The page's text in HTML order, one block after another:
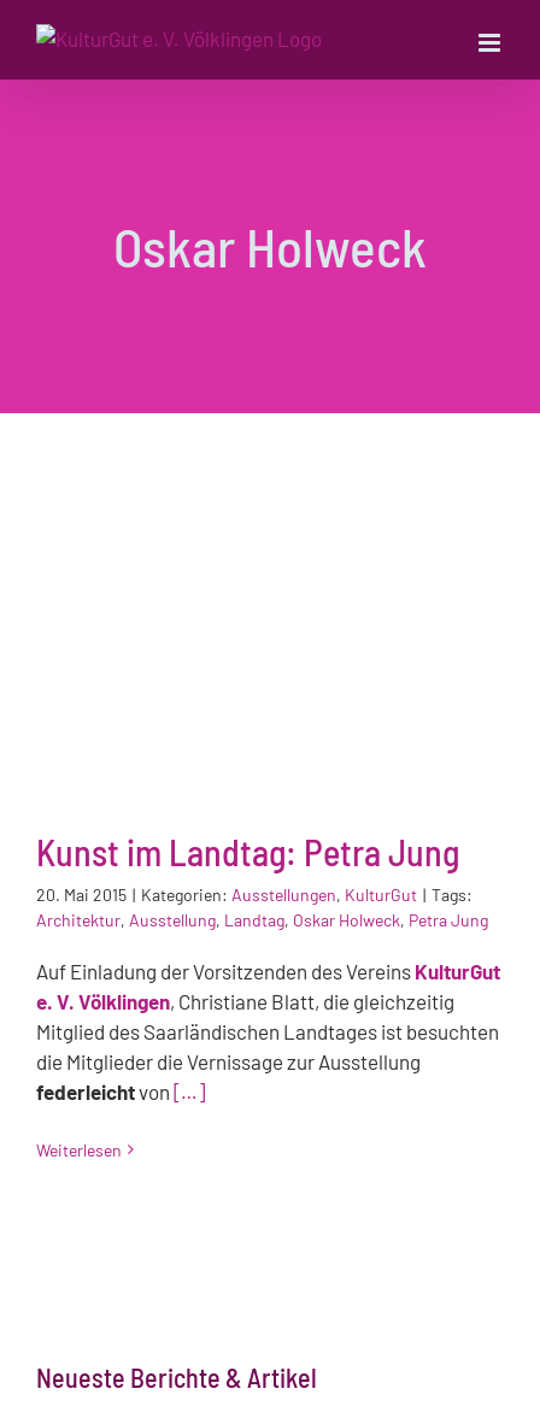
Inhalt
springen
Oskar Holweck
Kunst im Landtag: Petra Jung
20. Mai 2015 | Kategorien: Ausstellungen, KulturGut | Tags:
Architektur, Ausstellung, Landtag, Oskar Holweck, Petra Jung
Auf Einladung der Vorsitzenden des Vereins KulturGut
e. V. Völklingen, Christiane Blatt, die gleichzeitig
Mitglied des Saarländischen Landtages ist besuchten
die Mitglieder die Vernissage zur Ausstellung
federleichtvon […]
Weiterlesen
Neueste Berichte & Artikel